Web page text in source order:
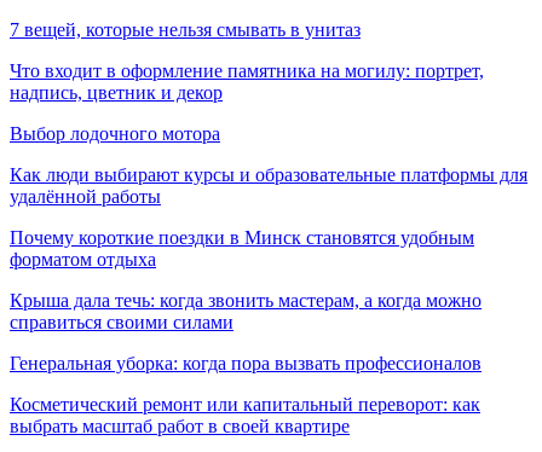
7 вещей, которые нельзя смывать в унитаз
Что входит в оформление памятника на могилу: портрет,
надпись, цветник и декор
Выбор лодочного мотора
Как люди выбирают курсы и образовательные платформы для
удалённой работы
Почему короткие поездки в Минск становятся удобным
форматом отдыха
Крыша дала течь: когда звонить мастерам, а когда можно
справиться своими силами
Генеральная уборка: когда пора вызвать профессионалов
Косметический ремонт или капитальный переворот: как
выбрать масштаб работ в своей квартире